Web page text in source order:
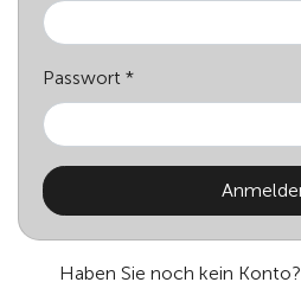
Passwort
Haben Sie noch kein Konto?